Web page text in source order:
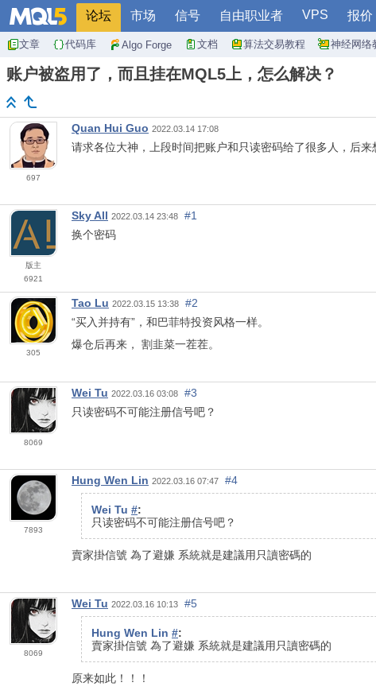
论坛 市场 信号 自由职业者 VPS 报价
文章 代码库 Algo Forge 文档 算法交易教程 神经网络
账户被盗用了，而且挂在MQL5上，怎么解决？
697
Quan Hui Guo 2022.03.14 17:08
请求各位大神，上段时间把账户和只读密码给了很多人，后
版主
6921
Sky All 2022.03.14 23:48
#1
换个密码
305
Tao Lu 2022.03.15 13:38
#2
“买入并持有”，和巴菲特投资风格一样。
爆仓后再来， 割韭菜一茬茬。
8069
Wei Tu 2022.03.16 03:08
#3
只读密码不可能注册信号吧？
7893
Hung Wen Lin 2022.03.16 07:47 #4
Wei Tu #:
只读密码不可能注册信号吧？
賣家掛信號 為了避嫌 系統就是建議用只讀密碼的
8069
Wei Tu 2022.03.16 10:13 #5
Hung Wen Lin #:
賣家掛信號 為了避嫌 系統就是建議用只讀密碼的
原来如此！！！